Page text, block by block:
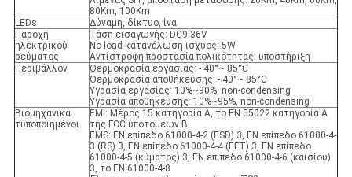
80Km, 100Km
LEDs
Δύναμη, δίκτυο, ίνα
Παροχή
ηλεκτρικού
ρεύματος
Τάση εισαγωγής: DC9-36V
No-load κατανάλωση ισχύος: 5W
Αντίστροφη προστασία πολικότητας: υποστήριξη
Περιβάλλον
Θερμοκρασία εργασίας: - 40°~ 85°C
Θερμοκρασία αποθήκευσης: - 40°~ 85°C
Υγρασία εργασίας: 10%~90%, non-condensing
Υγρασία αποθήκευσης: 10%~95%, non-condensing
Βιομηχανικά
τυποποιημένοι
EMI: Μέρος 15 κατηγορία Α, το EN 55022 κατηγορία Α
της FCC υποτομέων Β
EMS: EN επίπεδο 61000-4-2 (ESD) 3, EN επίπεδο 61000-4-
3 (RS) 3, EN επίπεδο 61000-4-4 (EFT) 3, EN επίπεδο
61000-4-5 (κύματος) 3, EN επίπεδο 61000-4-6 (καισίου)
3, το EN 61000-4-8